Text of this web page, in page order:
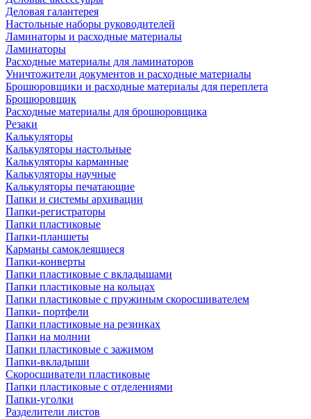
Деловая галантерея
Настольные наборы руководителей
Ламинаторы и расходные материалы
Ламинаторы
Расходные материалы для ламинаторов
Уничтожители документов и расходные материалы
Брошюровщики и расходные материалы для переплета
Брошюровщик
Расходные материалы для брошюровщика
Резаки
Калькуляторы
Калькуляторы настольные
Калькуляторы карманные
Калькуляторы научные
Калькуляторы печатающие
Папки и системы архивации
Папки-регистраторы
Папки пластиковые
Папки-планшеты
Карманы самоклеящиеся
Папки-конверты
Папки пластиковые с вкладышами
Папки пластиковые на кольцах
Папки пластиковые с пружиным скоросшивателем
Папки- портфели
Папки пластиковые на резинках
Папки на молнии
Папки пластиковые с зажимом
Папки-вкладыши
Скоросшиватели пластиковые
Папки пластиковые с отделениями
Папки-уголки
Разделители листов